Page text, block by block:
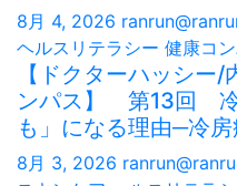
8月 4, 2026
ヘルスリテラシー 健康コ
【ドクターハッシー
ンパス】 第13回 冷
も」になる理由─冷
8月 3, 2026